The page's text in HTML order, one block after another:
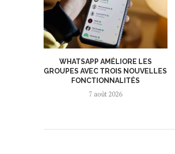
WHATSAPP AMÉLIORE LES
GROUPES AVEC TROIS NOUVELLES
FONCTIONNALITÉS
7 août 2026